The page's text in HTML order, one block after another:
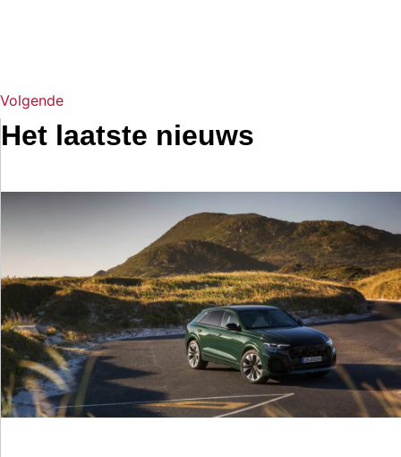
Volgende
Het laatste nieuws